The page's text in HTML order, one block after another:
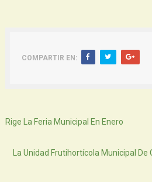
COMPARTIR EN:
Rige La Feria Municipal En Enero
La Unidad Frutihortícola Municipal